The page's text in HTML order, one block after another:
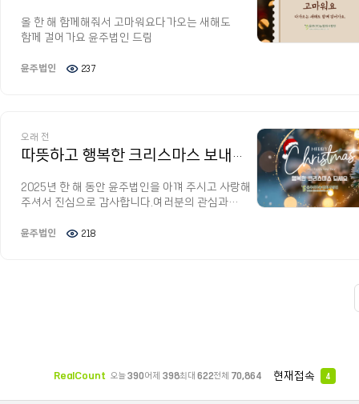
올 한 해 함께해줘서 고마워요다가오는 새해도
함께 걸어가요 윤주법인 드림
윤주법인 237
오래 전
따뜻하고 행복한 크리스마스 보내세요
2025년 한 해 동안 윤주법인을 아껴 주시고 사랑해
주셔서 진심으로 감사합니다.여러분의 관심과
크리스마스 보내세요. 윤주법인 드림
윤주법인 218
RealCount 오늘390어제 398최대 622전체 70,864 현재접속 4